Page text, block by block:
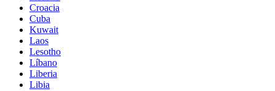
Croacia
Cuba
Kuwait
Laos
Lesotho
Líbano
Liberia
Libia